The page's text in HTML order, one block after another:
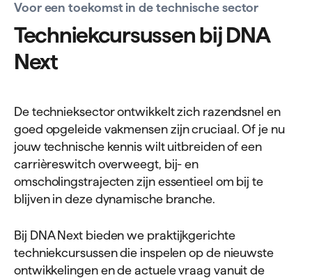
Voor een toekomst in de technische sector
Tech­niek­cur­sussen bij DNA
Next
De technieksector ontwikkelt zich razendsnel en
goed opgeleide vakmensen zijn cruciaal. Of je nu
jouw technische kennis wilt uitbreiden of een
carrièreswitch overweegt, bij- en
omscholingstrajecten zijn essentieel om bij te
blijven in deze dynamische branche.
Bij DNA Next bieden we praktijkgerichte
techniekcursussen die inspelen op de nieuwste
ontwikkelingen en de actuele vraag vanuit de